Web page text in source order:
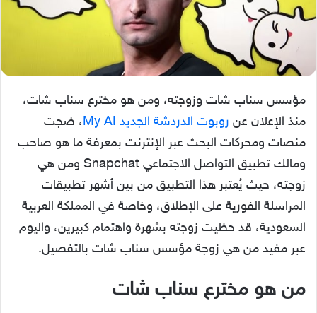
مؤسس سناب شات وزوجته، ومن هو مخترع سناب شات،
منذ الإعلان عن روبوت الدردشة الجديد My AI
، ضجت
منصات ومحركات البحث عبر الإنترنت بمعرفة ما هو صاحب
ومالك تطبيق التواصل الاجتماعي Snapchat ومن هي
زوجته، حيث يُعتبر هذا التطبيق من بين أشهر تطبيقات
المراسلة الفورية على الإطلاق، وخاصة في المملكة العربية
السعودية، قد حظيت زوجته بشهرة واهتمام كبيرين، واليوم
عبر مفيد من هي زوجة مؤسس سناب شات بالتفصيل.
من هو مخترع سناب شات